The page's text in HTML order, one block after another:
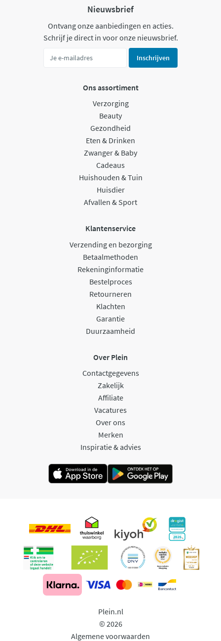
Nieuwsbrief
Ontvang onze aanbiedingen en acties.
Schrijf je direct in voor onze nieuwsbrief.
Inschrijven
Ons assortiment
Verzorging
Beauty
Gezondheid
Eten & Drinken
Zwanger & Baby
Cadeaus
Huishouden & Tuin
Huisdier
Afvallen & Sport
Klantenservice
Verzending en bezorging
Betaalmethoden
Rekeninginformatie
Bestelproces
Retourneren
Klachten
Garantie
Duurzaamheid
Over Plein
Contactgegevens
Zakelijk
Affiliate
Vacatures
Over ons
Merken
Inspiratie & advies
Plein.nl
© 2026
Algemene voorwaarden